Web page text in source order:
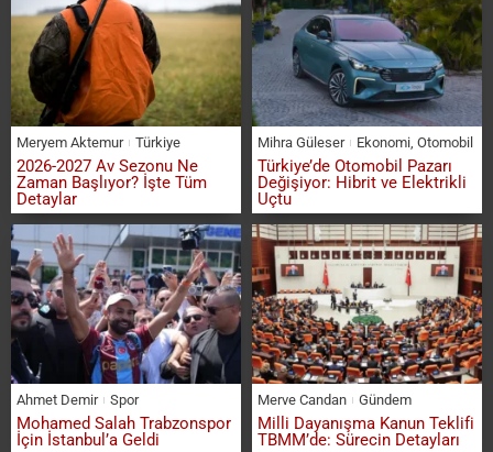
Meryem Aktemur Türkiye
2026-2027 Av Sezonu Ne
Zaman Başlıyor? İşte Tüm
Detaylar
Mihra Güleser Ekonomi, Otomobil
Türkiye’de Otomobil Pazarı
Değişiyor: Hibrit ve Elektrikli
Uçtu
Ahmet Demir Spor
Mohamed Salah Trabzonspor
İçin İstanbul’a Geldi
Merve Candan Gündem
Milli Dayanışma Kanun Teklifi
TBMM’de: Sürecin Detayları